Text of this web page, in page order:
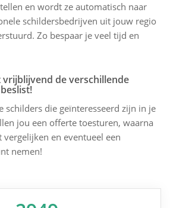
en wordt ze automatisch naar
schildersbedrijven uit jouw regio
Zo bespaar je veel tijd en
vrijblijvend de verschillende
schilders die geïnteresseerd zijn in je
jou een offerte toesturen, waarna
vergelijken en eventueel een
nemen!